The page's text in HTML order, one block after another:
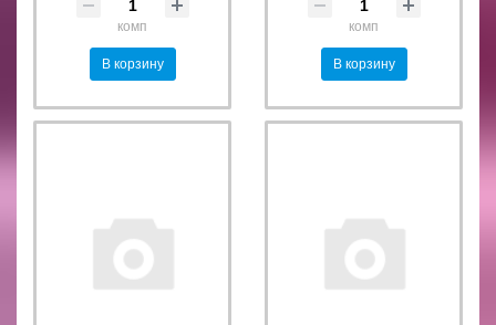
комп
В корзину
комп
В корзину